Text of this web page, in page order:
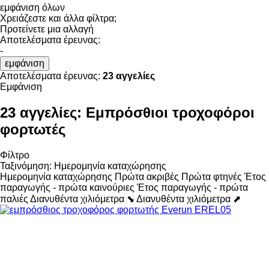
εμφάνιση όλων
Χρειάζεστε και άλλα φίλτρα;
Προτείνετε μια αλλαγή
Αποτελέσματα έρευνας:
-
εμφάνιση
Αποτελέσματα έρευνας: 23 αγγελίες
Εμφάνιση
23 αγγελίες: Εμπρόσθιοι τροχοφόροι
φορτωτές
Φίλτρο
Ταξινόμηση: Ημερομηνία καταχώρησης
Ημερομηνία καταχώρησης Πρώτα ακριβές Πρώτα φτηνές Έτος
παραγωγής - πρώτα καινούριες Έτος παραγωγής - πρώτα
παλιές Διανυθέντα χιλιόμετρα ⬊ Διανυθέντα χιλιόμετρα ⬈